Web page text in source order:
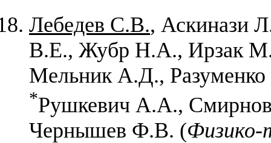
Лебедев С.В., Аскинази
В.Е., Жубр Н.А., Ирзак
Мельник А.Д.,
*Рушкевич А.А.,
Чернышев Ф.В. (